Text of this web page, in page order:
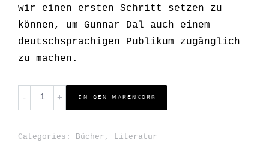
wir einen ersten Schritt setzen zu
können, um Gunnar Dal auch einem
deutschsprachigen Publikum zugänglich
zu machen.
Kleine
Weltentwürfe
In den Warenkorb
Categories: Bücher , Literatur